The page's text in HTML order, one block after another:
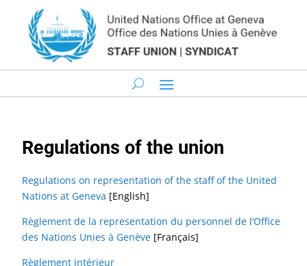
Regulations of the union
Regulations on representation of the staff of the United
Nations at Geneva [English]
Règlement de la representation du personnel de l’Office
des Nations Unies à Genève [Français]
Règlement intérieur